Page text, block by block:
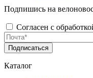
Подпишись на
Согласен с
Подписаться
Каталог